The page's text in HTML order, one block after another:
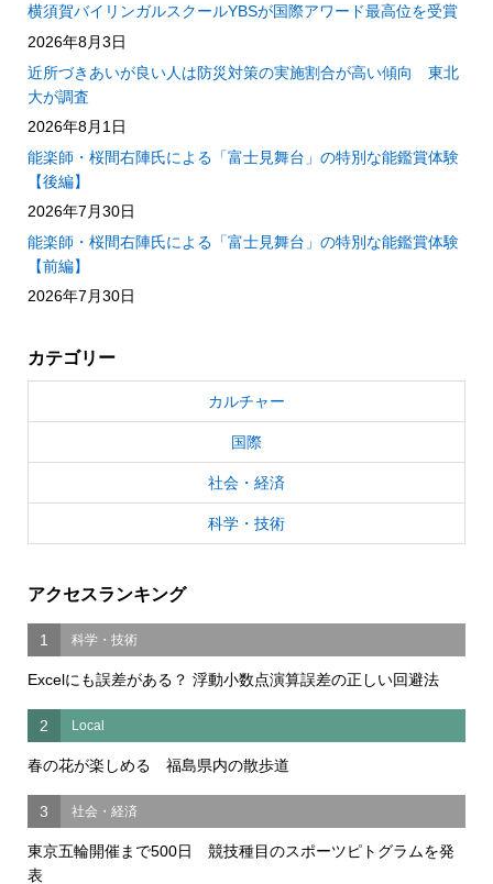
横須賀バイリンガルスクールYBSが国際アワード最高位を受賞
2026年8月3日
近所づきあいが良い人は防災対策の実施割合が高い傾向 東北
大が調査
2026年8月1日
能楽師・桜間右陣氏による「富士見舞台」の特別な能鑑賞体験
【後編】
2026年7月30日
能楽師・桜間右陣氏による「富士見舞台」の特別な能鑑賞体験
【前編】
2026年7月30日
カテゴリー
カルチャー
国際
社会・経済
科学・技術
アクセスランキング
1 科学・技術
Excelにも誤差がある？ 浮動小数点演算誤差の正しい回避法
2 Local
春の花が楽しめる 福島県内の散歩道
3 社会・経済
東京五輪開催まで500日 競技種目のスポーツピトグラムを発
表